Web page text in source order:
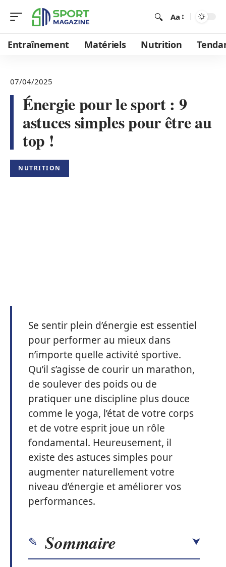
Aa
Entraînement Matériels Nutrition
07/04/2025
Énergie pour le sport : 9
astuces simples pour être au
top !
NUTRITION
Se sentir plein d’énergie est essentiel
pour performer au mieux dans
n’importe quelle activité sportive.
Qu’il s’agisse de courir un marathon,
de soulever des poids ou de
pratiquer une discipline plus douce
comme le yoga, l’état de votre corps
et de votre esprit joue un rôle
fondamental. Heureusement, il
existe des astuces simples pour
augmenter naturellement votre
niveau d’énergie et améliorer vos
performances.
Sommaire